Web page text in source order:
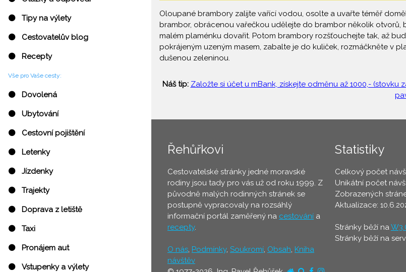
⚫ Tipy na výlety
⚫ Cestovatelův blog
⚫ Recepty
Vše pro Vaše cesty:
⚫ Dovolená
⚫ Ubytování
⚫ Cestovní pojištění
⚫ Letenky
⚫ Jízdenky
⚫ Trajekty
⚫ Doprava z letiště
⚫ Taxi
⚫ Pronájem aut
⚫ Vstupenky a výlety
Oloupané brambory zalijte vařící vodou, osolte a uvařte téměř
brambor, obrácenou vařečkou udělejte do brambor několik
malém plaménku dovařit. Potom brambory rozšťouchejte tak, až
pokrájeným uzeným masem, zabalte je do kuliček, rozmáčkněte v
dušenou zeleninou.
Náš tip: Založte si účet u mBank, získejte odměnu až 1000,- (stovku
Řehůřkovi
Cestovatelské stránky jedné moravské
rodiny jsou tady pro vás už od roku 1999. Z
původně malých rodinných stránek se
postupně vypracovaly na rozsáhlý
informační portál zaměřený na cestování a
recepty.
O nás, Podmínky, Soukromí, Obsah, Kniha
návštěv
Statistiky
Celkový počet
Unikátní počet
Zobrazených
Aktualizace:
Stránky běží na
Stránky běží na